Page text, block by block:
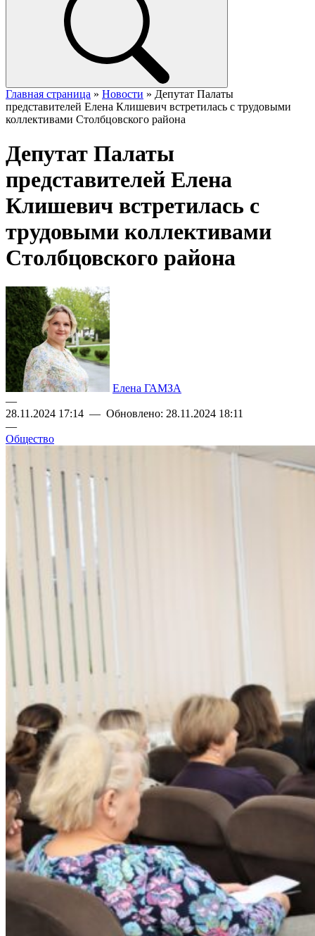
Главная страница » Новости » Депутат Палаты
представителей Елена Клишевич встретилась с трудовыми
коллективами Столбцовского района
Депутат Палаты
представителей Елена
Клишевич встретилась с
трудовыми коллективами
Столбцовского района
Елена ГАМЗА
—
28.11.2024 17:14 — Обновлено: 28.11.2024 18:11
—
Общество